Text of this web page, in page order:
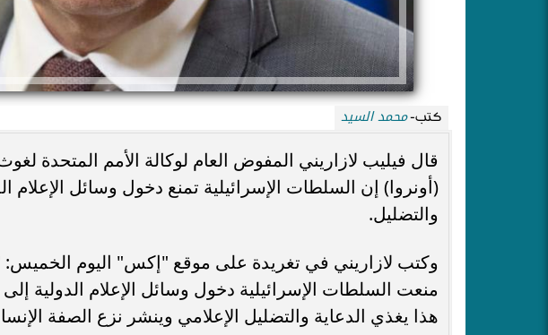
كتب-محمد السيد
قال فيليب لازاريني المفوض العام لوكالة الأمم المتحدة
(أونروا) إن السلطات الإسرائيلية تمنع دخول وسائل الإعلام
والتضليل.
وكتب لازاريني في تغريدة على موقع "إكس" اليوم
منعت السلطات الإسرائيلية دخول وسائل الإعلام الدولية
هذا يغذي الدعاية والتضليل الإعلامي وينشر نزع الصفة